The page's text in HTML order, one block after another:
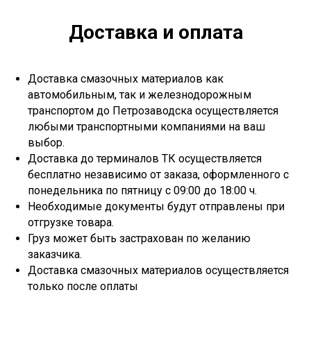
Доставка и оплата
Доставка смазочных материалов как
автомобильным, так и железнодорожным
транспортом до Петрозаводска осуществляется
любыми транспортными компаниями на ваш
выбор.
Доставка до терминалов ТК осуществляется
бесплатно независимо от заказа, оформленного с
понедельника по пятницу с 09:00 до 18:00 ч.
Необходимые документы будут отправлены при
отгрузке товара.
Груз может быть застрахован по желанию
заказчика.
Доставка смазочных материалов осуществляется
только после оплаты